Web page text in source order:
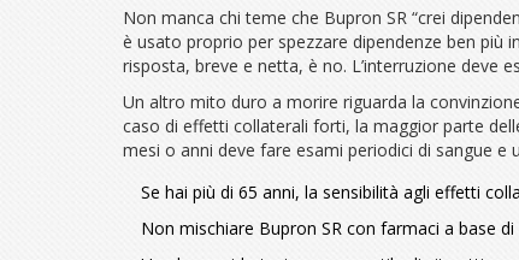
Non manca chi teme che Bupron SR “crei
è usato proprio per spezzare dipendenze ben più
risposta, breve e netta, è no. L’interruzione deve
Un altro mito duro a morire riguarda la
caso di effetti collaterali forti, la maggior parte
mesi o anni deve fare esami periodici di sangue
Se hai più di 65 anni, la sensibilità agli effetti
Non mischiare Bupron SR con farmaci a base